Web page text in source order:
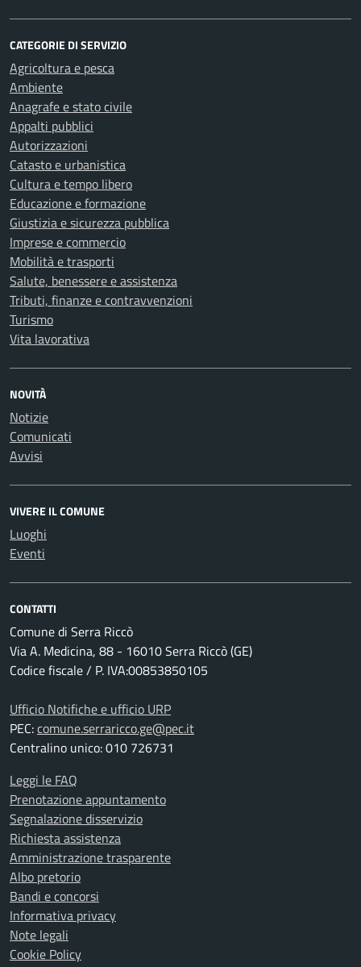
CATEGORIE DI SERVIZIO
Agricoltura e pesca
Ambiente
Anagrafe e stato civile
Appalti pubblici
Autorizzazioni
Catasto e urbanistica
Cultura e tempo libero
Educazione e formazione
Giustizia e sicurezza pubblica
Imprese e commercio
Mobilità e trasporti
Salute, benessere e assistenza
Tributi, finanze e contravvenzioni
Turismo
Vita lavorativa
NOVITÀ
Notizie
Comunicati
Avvisi
VIVERE IL COMUNE
Luoghi
Eventi
CONTATTI
Comune di Serra Riccò
Via A. Medicina, 88 - 16010 Serra Riccò (GE)
Codice fiscale / P. IVA:00853850105
Ufficio Notifiche e ufficio URP
PEC:comune.serraricco.ge@pec.it
Centralino unico: 010 726731
Leggi le FAQ
Prenotazione appuntamento
Segnalazione disservizio
Richiesta assistenza
Amministrazione trasparente
Albo pretorio
Bandi e concorsi
Informativa privacy
Note legali
Cookie Policy